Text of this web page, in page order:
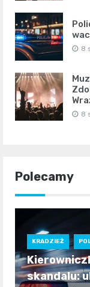
8
8
Polecamy
KRADZIEŻ
skandalu: